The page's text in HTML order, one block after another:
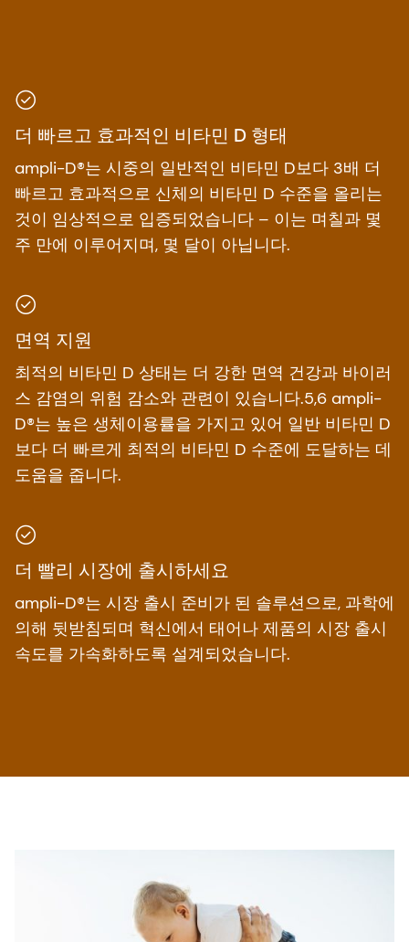
더 빠르고 효과적인 비타민 D 형태
ampli-D®는 시중의 일반적인 비타민 D보다 3배 더
빠르고 효과적으로 신체의 비타민 D 수준을 올리는
것이 임상적으로 입증되었습니다 – 이는 며칠과 몇
주 만에 이루어지며, 몇 달이 아닙니다.
면역 지원
최적의 비타민 D 상태는 더 강한 면역 건강과 바이러
스 감염의 위험 감소와 관련이 있습니다.5,6 ampli-
D®는 높은 생체이용률을 가지고 있어 일반 비타민 D
보다 더 빠르게 최적의 비타민 D 수준에 도달하는 데
도움을 줍니다.
더 빨리 시장에 출시하세요
ampli-D®는 시장 출시 준비가 된 솔루션으로, 과학에
의해 뒷받침되며 혁신에서 태어나 제품의 시장 출시
속도를 가속화하도록 설계되었습니다.